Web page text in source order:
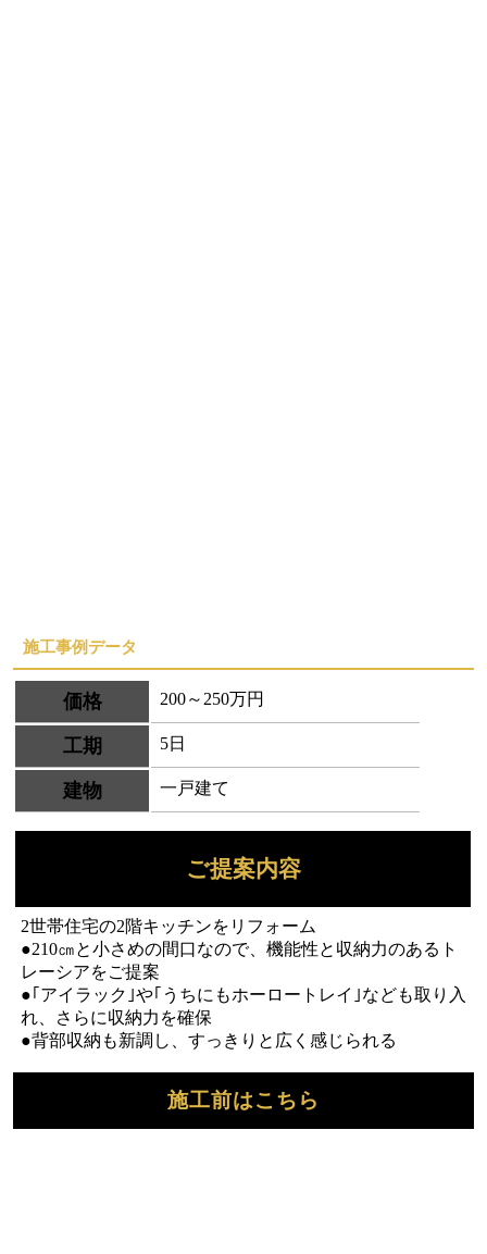
施工事例データ
価格 200～250万円
工期 5日
建物 一戸建て
ご提案内容
2世帯住宅の2階キッチンをリフォーム
●210㎝と小さめの間口なので、機能性と収納力のあるト
レーシアをご提案
●｢アイラック｣や｢うちにもホーロートレイ｣なども取り入
れ、さらに収納力を確保
●背部収納も新調し、すっきりと広く感じられる
施工前はこちら